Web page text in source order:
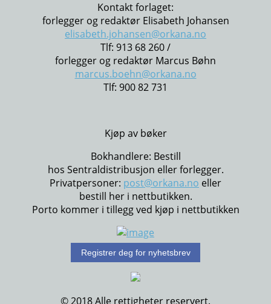
Kontakt forlaget:
forlegger og redaktør Elisabeth Johansen
elisabeth.johansen@orkana.no
Tlf: 913 68 260 /
forlegger og redaktør Marcus Bøhn
marcus.boehn@orkana.no
Tlf: 900 82 731
Kjøp av bøker
Bokhandlere: Bestill
hos Sentraldistribusjon eller forlegger.
Privatpersoner: post@orkana.no eller
bestill her i nettbutikken.
Porto kommer i tillegg ved kjøp i nettbutikken
Registrer deg for nyhetsbrev
© 2018 Alle rettigheter reservert.